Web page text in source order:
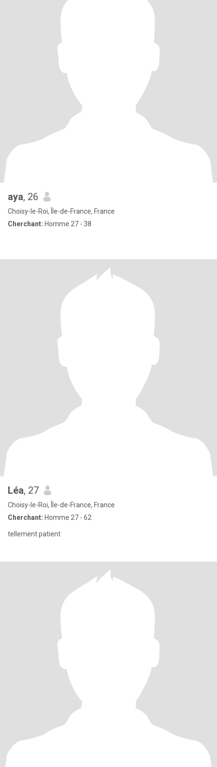
aya, 26
Choisy-le-Roi, Île-de-France, France
Cherchant: Homme 27 - 38
Léa, 27
Choisy-le-Roi, Île-de-France, France
Cherchant: Homme 27 - 62
tellement patient